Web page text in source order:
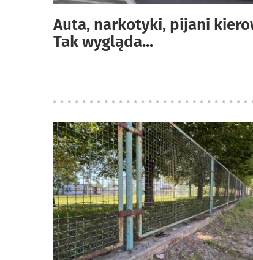
Auta, narkotyki, pijani
Tak wygląda...